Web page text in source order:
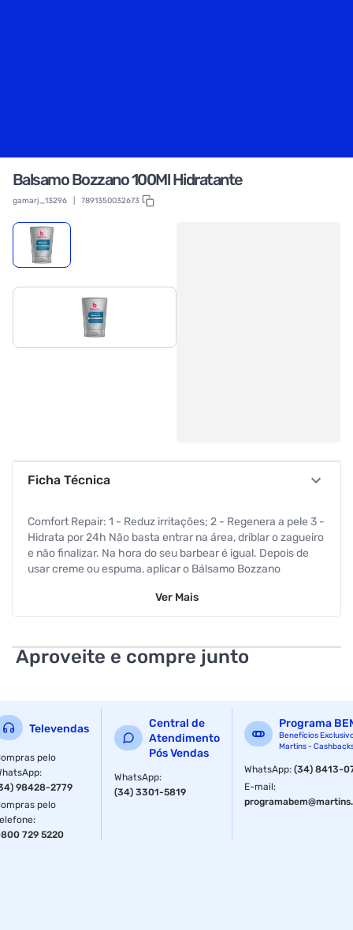
Balsamo Bozzano 100Ml Hidratante
gamarj_13296 7891350032673
Ficha Técnica
Comfort Repair: 1 - Reduz irritações; 2 - Regenera a pele 3 -
Hidrata por 24h Não basta entrar na área, driblar o zagueiro
e não finalizar. Na hora do seu barbear é igual. Depois de
usar creme ou espuma, aplicar o Bálsamo Bozzano
reduz a sensacão de ardência e irritacão, além de
espalhando-o suavemente.
Peso 100 g
Ver Mais
Aproveite e compre junto
Televendas
pelo
:
98428-2779
pelo
:
729 5220
Central de
Atendimento
Pós Vendas
WhatsApp:
(34) 3301-5819
Programa
Benefícios
Martins -
WhatsApp:(34) 8413-
E-mail: